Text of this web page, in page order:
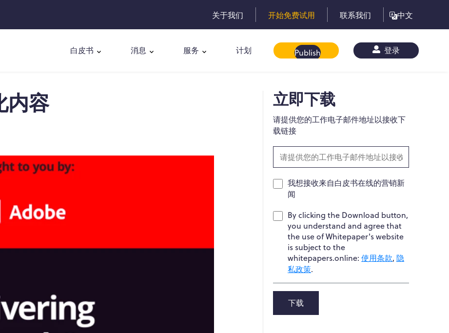
关于我们 开始免费试用 联系我们 中文
白皮书 消息 服务 计划 Publish
白皮书 登录
内容 立即下载
请提供您的工作电子邮件地址以接收下
载链接
我想接收来自白皮书在线的营销新
闻
By clicking the Download button,
you understand and agree that
the use of Whitepaper's website
is subject to the
whitepapers.online: 使用条款, 隐
私政策.
下载